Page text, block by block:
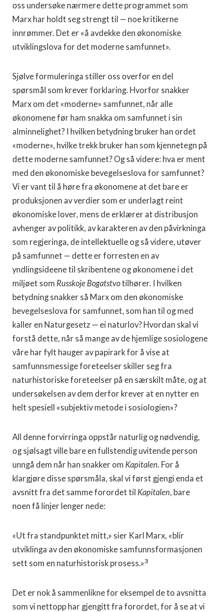
oss undersøke nærmere dette programmet som
Marx har holdt seg strengt til — noe kritikerne
innrømmer. Det er «å avdekke den økonomiske
utviklingslova for det moderne samfunnet».
Sjølve formuleringa stiller oss overfor en del
spørsmål som krever forklaring. Hvorfor snakker
Marx om det «moderne» samfunnet, når alle
økonomene før ham snakka om samfunnet i sin
alminnelighet? I hvilken betydning bruker han ordet
«moderne», hvilke trekk bruker han som kjennetegn på
dette moderne samfunnet? Og så videre: hva er ment
med den økonomiske bevegelseslova for samfunnet?
Vi er vant til å høre fra økonomene at det bare er
produksjonen av verdier som er underlagt reint
økonomiske lover, mens de erklærer at distribusjon
avhenger av politikk, av karakteren av den påvirkninga
som regjeringa, de intellektuelle og så videre, utøver
på samfunnet — dette er forresten en av
yndlingsideene til skribentene og økonomene i det
miljøet som Russkoje Bogatstvotilhører. I hvilken
betydning snakker så Marx om den økonomiske
bevegelseslova for samfunnet, som han til og med
kaller en Naturgesetz — ei naturlov? Hvordan skal vi
forstå dette, når så mange av de hjemlige sosiologene
våre har fylt hauger av papirark for å vise at
samfunnsmessige foreteelser skiller seg fra
naturhistoriske foreteelser på en særskilt måte, og at
undersøkelsen av dem derfor krever at en nytter en
helt spesiell «subjektiv metode i sosiologien»?
All denne forvirringa oppstår naturlig og nødvendig,
og sjølsagt ville bare en fullstendig uvitende person
unngå dem når han snakker om Kapitalen. For å
klargjøre disse spørsmåla, skal vi først gjengi enda et
avsnitt fra det samme forordet til Kapitalen, bare
noen få linjer lenger nede:
«Ut fra standpunktet mitt,» sier Karl Marx, «blir
utviklinga av den økonomiske samfunnsformasjonen
sett som en naturhistorisk prosess.»3
Det er nok å sammenlikne for eksempel de to avsnitta
som vi nettopp har gjengitt fra forordet, for å se at vi